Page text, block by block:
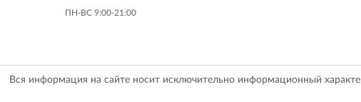
ПН-ВС 9:00-21:00
Вся информация на сайте носит исключительно информационный